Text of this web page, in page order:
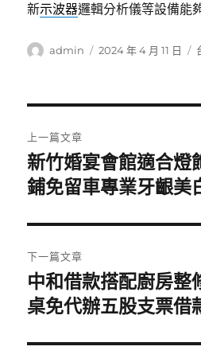
新示波器邏輯分析儀等設備能
作
admin
發
2024 年 4 月 11 日
章
導
覽
上一篇文章
上
一
文
章:
新竹婚宴會館適合燈
鋪免留車專業牙齦美
下一篇文章
下
一
文
中和借款搭配廚房整
桌免代辦五股支票借